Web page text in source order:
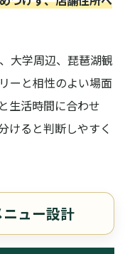
大学周辺、琵琶湖観
ーと相性のよい場面
生活時間に合わせ
けると判断しやすく
ュー設計